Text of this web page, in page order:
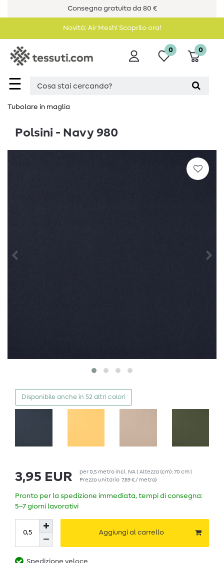
Consegna gratuita da 80 €
Novità: Air Mesh! Scoprilo ora!
☰
0 0
Tubolare in maglia
Polsini - Navy 980
Disponibile anche in 52 altri colori
3,95 EUR per0,5 metroincl. IVA( Altezza (cm): 70 cm |
Prezzo unitario 7,89 € / metro)
Pronto per la spedizione immediata, tempi di consegna:
5–7 giorni lavorativi
Aggiungi al carrello
Spedizione veloce